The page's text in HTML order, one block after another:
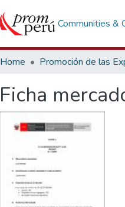
Communities &
Home
Ficha